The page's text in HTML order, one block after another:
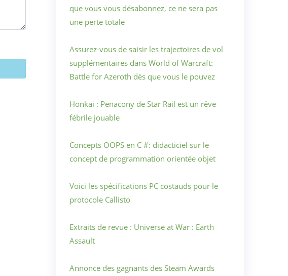
que vous vous désabonnez, ce ne sera pas
une perte totale
Assurez-vous de saisir les trajectoires de vol
supplémentaires dans World of Warcraft:
Battle for Azeroth dès que vous le pouvez
Honkai : Penacony de Star Rail est un rêve
fébrile jouable
Concepts OOPS en C #: didacticiel sur le
concept de programmation orientée objet
Voici les spécifications PC costauds pour le
protocole Callisto
Extraits de revue : Universe at War : Earth
Assault
Annonce des gagnants des Steam Awards